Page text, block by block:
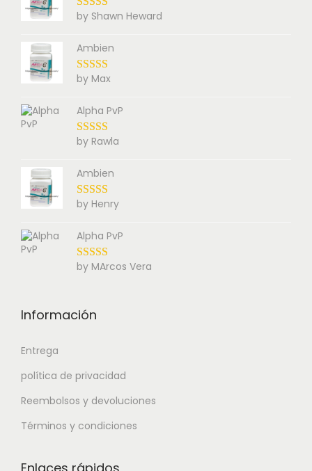
by Shawn Heward
Ambien
by Max
Alpha PvP
by Rawla
Ambien
by Henry
Alpha PvP
by MArcos Vera
Información
Entrega
política de privacidad
Reembolsos y devoluciones
Términos y condiciones